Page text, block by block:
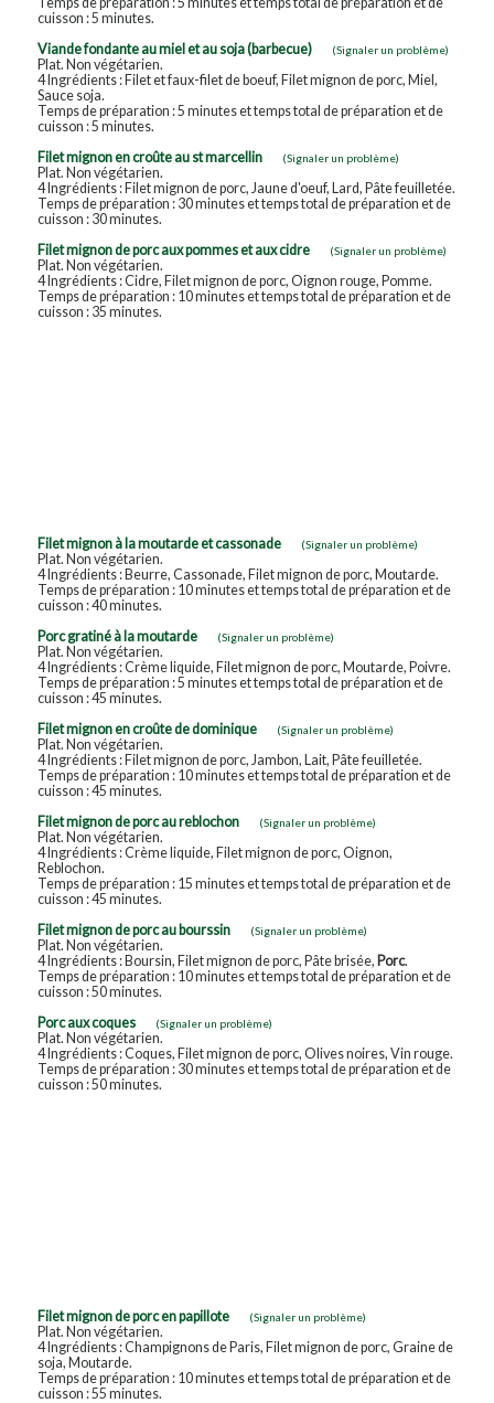
cuisson : 5 minutes.
Viande fondante au miel et au soja (barbecue)
(Signaler un problème)
Plat. Non végétarien.
4 Ingrédients : Filet et faux-filet de boeuf, Filet mignon de porc, Miel,
Sauce soja.
Temps de préparation : 5 minutes et temps total de préparation et de
cuisson : 5 minutes.
Filet mignon en croûte au st marcellin
(Signaler un problème)
Plat. Non végétarien.
4 Ingrédients : Filet mignon de porc, Jaune d'oeuf, Lard, Pâte feuilletée.
Temps de préparation : 30 minutes et temps total de préparation et de
cuisson : 30 minutes.
Filet mignon de porc aux pommes et aux cidre
(Signaler un problème)
Plat. Non végétarien.
4 Ingrédients : Cidre, Filet mignon de porc, Oignon rouge, Pomme.
Temps de préparation : 10 minutes et temps total de préparation et de
cuisson : 35 minutes.
Filet mignon à la moutarde et cassonade (Signaler un problème)
Plat. Non végétarien.
4 Ingrédients : Beurre, Cassonade, Filet mignon de porc, Moutarde.
Temps de préparation : 10 minutes et temps total de préparation et de
cuisson : 40 minutes.
Porc gratiné à la moutarde
(Signaler un problème)
Plat. Non végétarien.
4 Ingrédients : Crème liquide, Filet mignon de porc, Moutarde, Poivre.
Temps de préparation : 5 minutes et temps total de préparation et de
cuisson : 45 minutes.
Filet mignon en croûte de dominique
(Signaler un problème)
Plat. Non végétarien.
4 Ingrédients : Filet mignon de porc, Jambon, Lait, Pâte feuilletée.
Temps de préparation : 10 minutes et temps total de préparation et de
cuisson : 45 minutes.
Filet mignon de porc au reblochon
(Signaler un problème)
Plat. Non végétarien.
4 Ingrédients : Crème liquide, Filet mignon de porc, Oignon,
Reblochon.
Temps de préparation : 15 minutes et temps total de préparation et de
cuisson : 45 minutes.
Filet mignon de porc au bourssin
(Signaler un problème)
Plat. Non végétarien.
4 Ingrédients : Boursin, Filet mignon de porc, Pâte brisée, Porc.
Temps de préparation : 10 minutes et temps total de préparation et de
cuisson : 50 minutes.
Porc aux coques
(Signaler un problème)
Plat. Non végétarien.
4 Ingrédients : Coques, Filet mignon de porc, Olives noires, Vin rouge.
Temps de préparation : 30 minutes et temps total de préparation et de
cuisson : 50 minutes.
Filet mignon de porc en papillote (Signaler un problème)
Plat. Non végétarien.
4 Ingrédients : Champignons de Paris, Filet mignon de porc, Graine de
soja, Moutarde.
Temps de préparation : 10 minutes et temps total de préparation et de
cuisson : 55 minutes.